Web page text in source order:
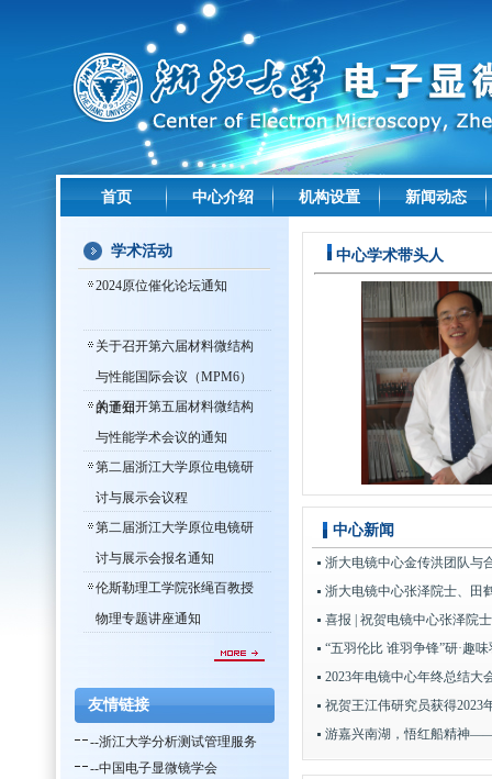
首页 中心介绍 机构设置 新闻动态
学术活动
2024原位催化论坛通知
关于召开第六届材料微结构
与性能国际会议（MPM6）
的通知
关于召开第五届材料微结构
与性能学术会议的通知
第二届浙江大学原位电镜研
讨与展示会议程
第二届浙江大学原位电镜研
讨与展示会报名通知
伦斯勒理工学院张绳百教授
物理专题讲座通知
友情链接
--浙江大学分析测试管理服务
--中国电子显微镜学会
中心学术带头人
中心新闻
浙大电镜中心金传洪团队与
“五羽伦比 谁羽争锋”研·趣
2023年电镜中心年终总结大
祝贺王江伟研究员获得2023